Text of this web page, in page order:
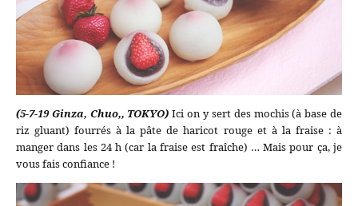
(5-7-19 Ginza, Chuo,, TOKYO) Ici on y sert des mochis (à base de
riz gluant) fourrés à la pâte de haricot rouge et à la fraise : à
manger dans les 24 h (car la fraise est fraîche) … Mais pour ça, je
vous fais confiance !